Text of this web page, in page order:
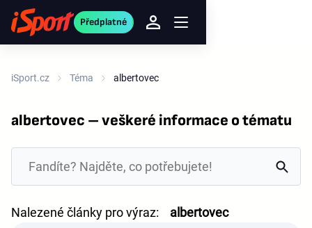
Předplatné
iSport.cz Téma albertovec
albertovec – veškeré informace o tématu
Nalezené články pro výraz: albertovec